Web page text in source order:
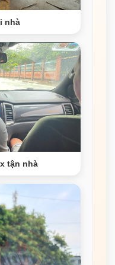
nhà
tận nhà